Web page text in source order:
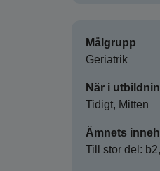
Målgrupp
Geriatrik
När i
Tidigt, Mitten
Ämnets
Till stor del: